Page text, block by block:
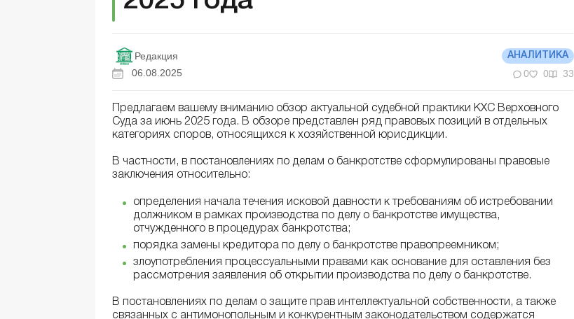
Редакция АНАЛИТИКА
06.08.2025 0 0 33
Предлагаем вашему вниманию обзор актуальной судебной практики КХС Верховного
Суда за июнь 2025 года. В обзоре представлен ряд правовых позиций в отдельных
категориях споров, относящихся к хозяйственной юрисдикции.
В частности, в постановлениях по делам о банкротстве сформулированы правовые
заключения относительно:
определения начала течения исковой давности к требованиям об истребовании
должником в рамках производства по делу о банкротстве имущества,
отчужденного в процедурах банкротства;
порядка замены кредитора по делу о банкротстве правопреемником;
злоупотребления процессуальными правами как основание для оставления без
рассмотрения заявления об открытии производства по делу о банкротстве.
В постановлениях по делам о защите прав интеллектуальной собственности, а также
связанных с антимонопольным и конкурентным законодательством содержатся